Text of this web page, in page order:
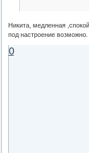
Никита, медленная
под настроение
0